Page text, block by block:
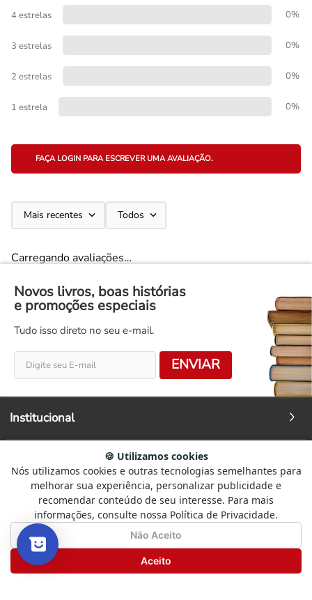
4 estrelas 0%
3 estrelas 0%
2 estrelas 0%
1 estrela 0%
FAÇA LOGIN PARA ESCREVER UMA AVALIAÇÃO.
Mais recentes Todos
Carregando avaliações…
Novos livros, boas histórias
e promoções especiais
Tudo isso direto no seu e-mail.
ENVIAR
Institucional
Fale Conosco
Redes Sociais
🍪 Utilizamos cookies
Nós utilizamos cookies e outras tecnologias semelhantes para
melhorar sua experiência, personalizar publicidade e
recomendar conteúdo de seu interesse. Para mais
informações, consulte nossa Política de Privacidade.
Não Aceito
Aceito
Como está sendo sua experiência?
Selecione
uma
opção
a
5
Não Satisfeito
Seguinte